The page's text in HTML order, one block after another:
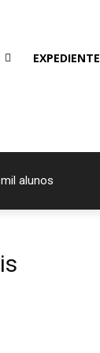
EXPEDIENTE
alunos